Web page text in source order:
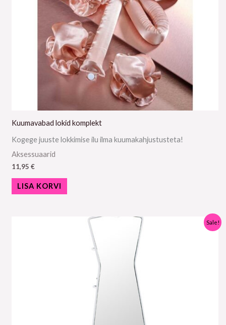
Kuumavabad lokid komplekt
Kogege juuste lokkimise ilu ilma kuumakahjustusteta!
Aksessuaarid
11,95 €
LISA KORVI
Sale!
Praegune